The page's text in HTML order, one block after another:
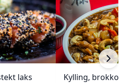
laks
Kylling, brokkoli og